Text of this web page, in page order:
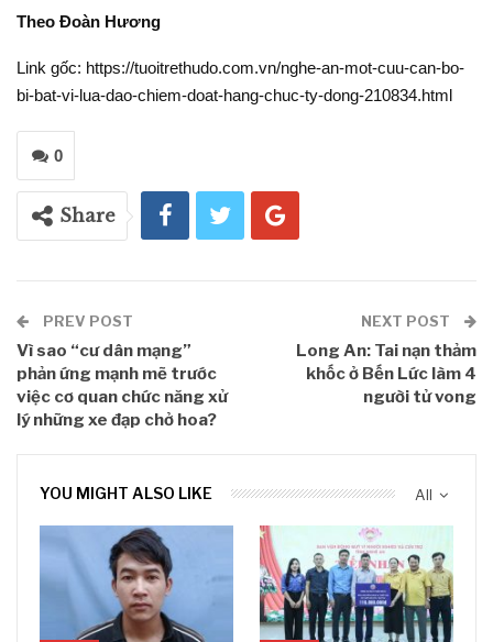
Theo Đoàn Hương
Link gốc: https://tuoitrethudo.com.vn/nghe-an-mot-cuu-can-bo-
bi-bat-vi-lua-dao-chiem-doat-hang-chuc-ty-dong-210834.html
0
Share
PREV POST
Vì sao “cư dân mạng”
phản ứng mạnh mẽ trước
việc cơ quan chức năng xử
lý những xe đạp chở hoa?
NEXT POST
Long An: Tai nạn thảm
khốc ở Bến Lức làm 4
người tử vong
All
YOU MIGHT ALSO LIKE